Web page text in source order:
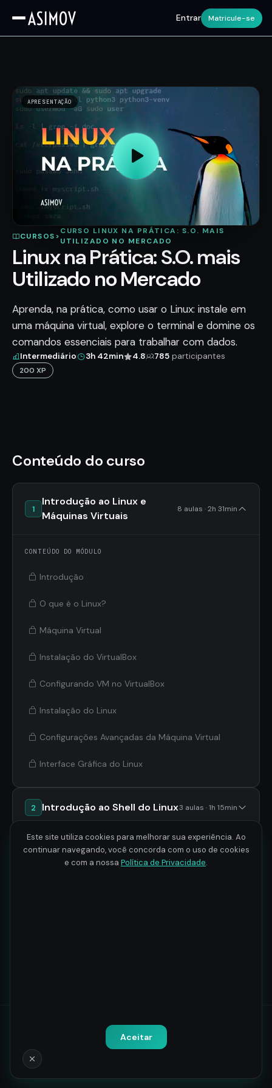
Entrar Matricule-se
CURSOS>
CURSO LINUX NA PRÁTICA: S.O. MAIS
UTILIZADO NO MERCADO
Linux na Prática: S.O. mais
Utilizado no Mercado
Aprenda, na prática, como usar o Linux: instale em
uma máquina virtual, explore o terminal e domine os
comandos essenciais para trabalhar com dados.
Intermediário 3h 42min 4.8 785 participantes
200 XP
APRESENTAÇÃO
Conteúdo do curso
1
Introdução ao Linux e
Máquinas Virtuais
8 aulas · 2h 31min
CONTEÚDO DO MÓDULO
Introdução
O que é o Linux?
Máquina Virtual
Instalação do VirtualBox
Configurando VM no VirtualBox
Instalação do Linux
Configurações Avançadas da Máquina Virtual
Interface Gráfica do Linux
2 Introdução ao Shell do Linux3 aulas · 1h 15min
3
Comandos e Conceitos
Intermediários do Linux
9 aulas · 2h 40min
Todos os direitos reservados. Política de Privacidade
de Uso
Este site utiliza cookies para melhorar sua experiência. Ao
continuar navegando, você concorda com o uso de cookies
e com a nossa Política de Privacidade.
Aceitar